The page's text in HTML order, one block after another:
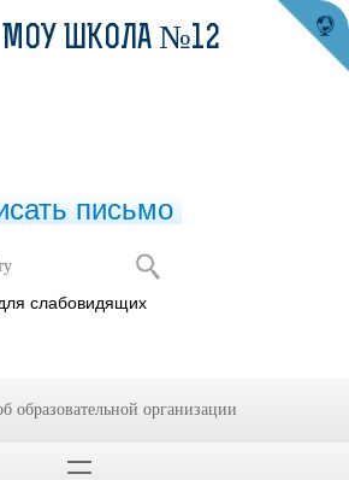
МОУ ШКОЛА №12
письмо
слабовидящих
образовательной организации